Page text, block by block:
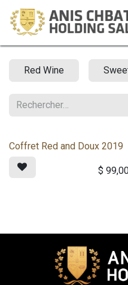
Se rendre au contenu
Red Wine
Coffret Red and Doux 2019
$